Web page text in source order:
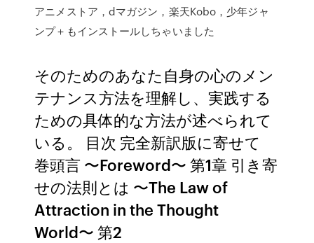
アニメストア，dマガジン，楽天Kobo，少年ジャ
ンプ＋もインストールしちゃいました
そのためのあなた自身の心のメン
テナンス方法を理解し、実践する
ための具体的な方法が述べられて
いる。 目次 完全新訳版に寄せて
巻頭言 〜Foreword〜 第1章 引き寄
せの法則とは 〜The Law of
Attraction in the Thought
World〜 第2